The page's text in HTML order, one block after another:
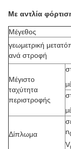
Με αντλία
Μέγεθος
γεωμετρική
ανά στροφή
Μέγιστο
ταχύτητα
περιστροφής
Δίπλωμα
n
V